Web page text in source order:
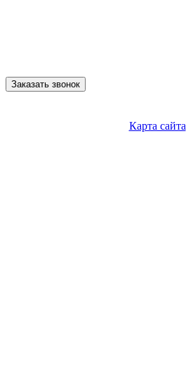
Заказать звонок
Карта сайта